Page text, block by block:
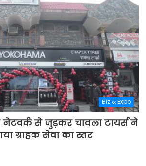
Biz & Expo
नेटवर्क से जुड़कर चावला टायर्स ने
ग्राहक सेवा का स्तर